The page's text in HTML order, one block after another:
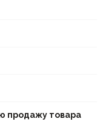
продажу товара